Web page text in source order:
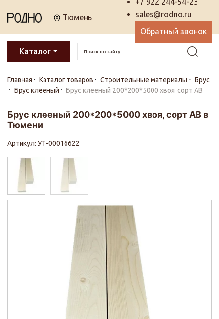
Тюмень
+7 922 244-54-23
sales@rodno.ru
Обратный звонок
Каталог
Главная Каталог товаров Строительные материалы
Брус
Брус клееный
Брус клееный 200*200*5000 хвоя, сорт АВ
Брус клееный 200*200*5000 хвоя, сорт АВ в
Тюмени
Артикул: УТ-00016622